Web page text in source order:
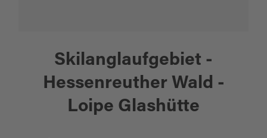
Skilanglaufgebiet -
Hessenreuther Wald -
Loipe Glashütte